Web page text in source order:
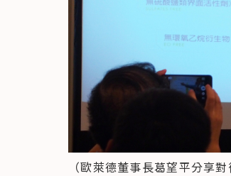
（歐萊德董事長葛望平分享